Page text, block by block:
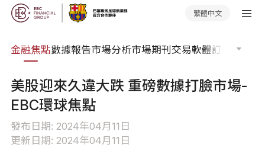
繁體中文
金融焦點數據報告市場分析市場期刊交易軟體訂單流
美股迎來久違大跌 重磅數據打臉市場-
EBC環球焦點
發布日期: 2024年04月11日
更新日期: 2024年04月11日